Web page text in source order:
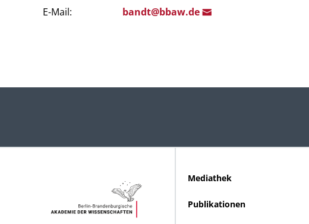
E-Mail:
bandt@bbaw.de
Mediathek
Publikationen